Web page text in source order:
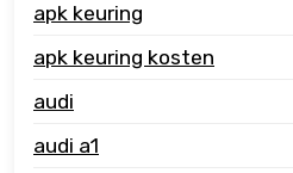
apk keuring
apk keuring kosten
audi
audi a1